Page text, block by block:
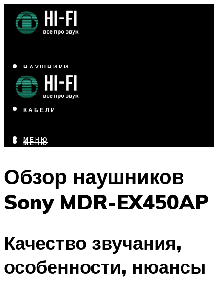
НАУШНИКИ
АКУСТИКА
УСИЛИТЕЛИ
КАБЕЛИ
МЕНЮ
МЕНЮ
Обзор наушников
Sony MDR-EX450AP
Качество звучания,
особенности, нюансы